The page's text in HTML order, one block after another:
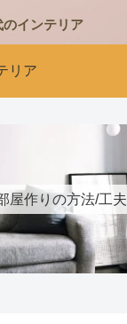
インテリア
リア
屋作りの方法/工夫